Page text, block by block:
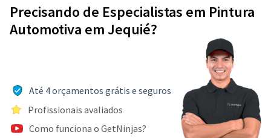
Precisando de Especialistas em Pintura
Automotiva em Jequié?
Até 4 orçamentos grátis e seguros
Profissionais avaliados
Como funciona o GetNinjas?